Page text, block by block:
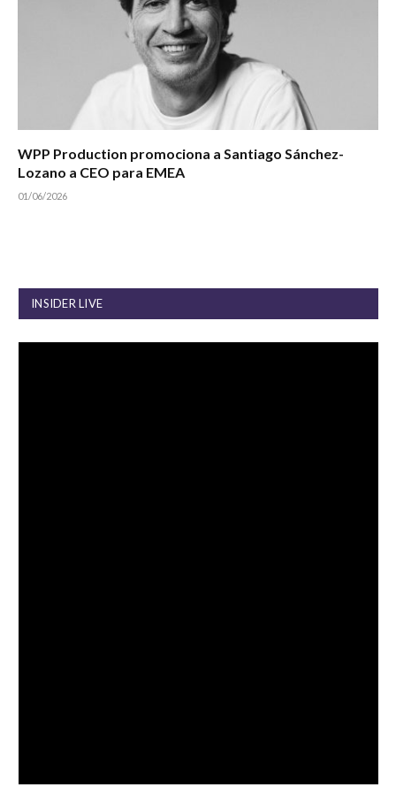
WPP Production promociona a Santiago Sánchez-
Lozano a CEO para EMEA
01/06/2026
INSIDER LIVE